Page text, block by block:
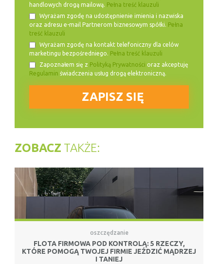
handlowych drogą mailową. Pełna treść klauzuli
Wyrażam zgodę na udostępnienie imienia i nazwiska
oraz adresu e-mail Partnerom biznesowym spółki. Pełna
treść klauzuli
Wyrażam zgodę na kontakt telefoniczny dla celów
marketingu bezpośredniego. Pełna treść klauzuli
Zapoznałem się z Polityką Prywatności oraz akceptuję
Regulamin świadczenia usług drogą elektroniczną.
ZOBACZ TAKŻE:
oszczędzanie
FLOTA FIRMOWA POD KONTROLĄ: 5 RZECZY,
KTÓRE POMOGĄ TWOJEJ FIRMIE JEŹDZIĆ MĄDRZEJ
I TANIEJ